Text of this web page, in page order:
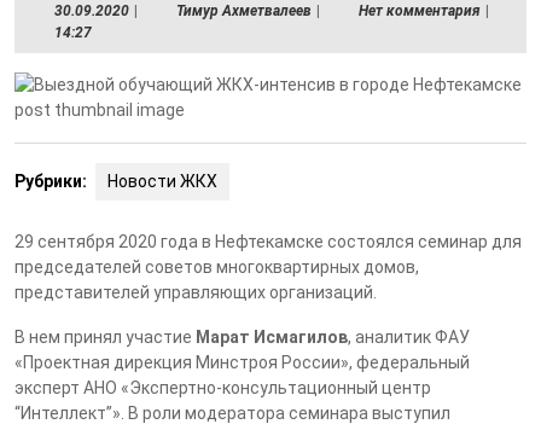
30.09.202030.09.2020Тимур Ахметвалеев Тимур
Нет комментария
14:27
Рубрики: Новости ЖКХ
29 сентября 2020 года в Нефтекамске состоялся семинар для
председателей советов многоквартирных домов,
представителей управляющих организаций.
В нем принял участие Марат Исмагилов, аналитик ФАУ
«Проектная дирекция Минстроя России», федеральный
эксперт АНО «Экспертно-консультационный центр
“Интеллект”». В роли модератора семинара выступил